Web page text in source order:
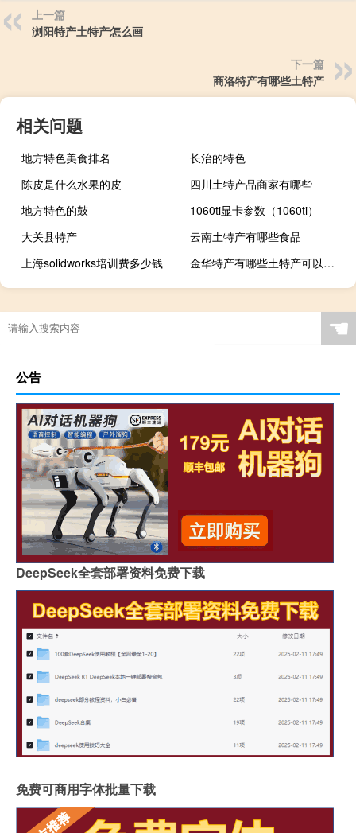
上一篇
浏阳特产土特产怎么画
下一篇
商洛特产有哪些土特产
相关问题
地方特色美食排名
长治的特色
陈皮是什么水果的皮
四川土特产品商家有哪些
地方特色的鼓
1060ti显卡参数（1060ti）
大关县特产
云南土特产有哪些食品
上海solidworks培训费多少钱
金华特产有哪些土特产可以带走
☚
公告
DeepSeek全套部署资料免费下载
免费可商用字体批量下载